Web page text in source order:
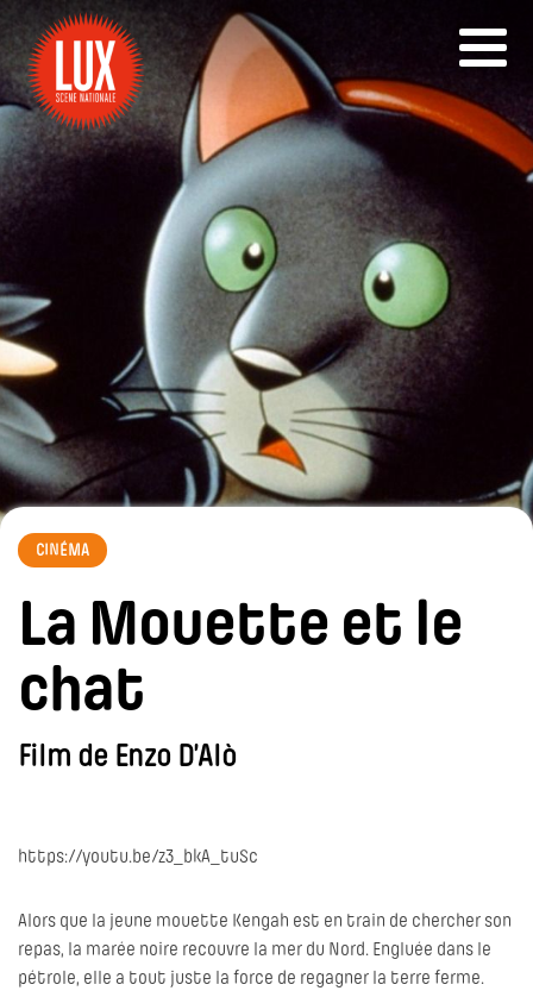
CINÉMA
La Mouette et le
chat
Film de Enzo D’Alò
https://youtu.be/z3_bkA_tuSc
Alors que la jeune mouette Kengah est en train de chercher son
repas, la marée noire recouvre la mer du Nord. Engluée dans le
pétrole, elle a tout juste la force de regagner la terre ferme.